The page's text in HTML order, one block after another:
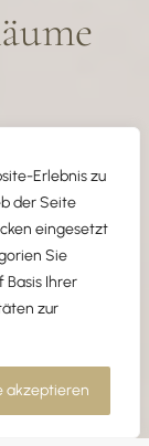
Erlebnis zu
der Seite
eingesetzt
Sie
Basis Ihrer
zur
akzeptieren